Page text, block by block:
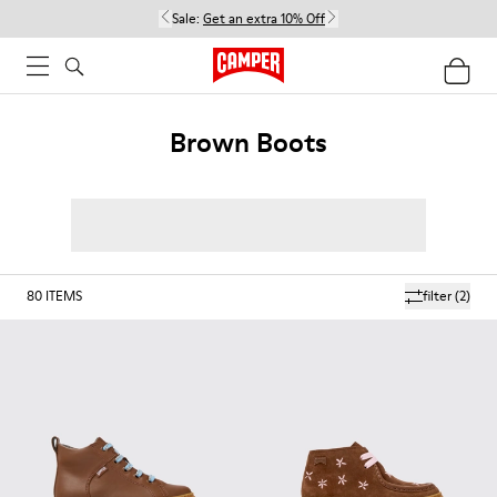
Sale: Get an extra 10% Off
Brown Boots
filter(2)
80 ITEMS